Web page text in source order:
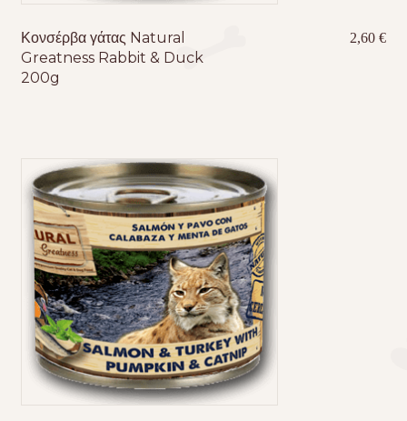
Κονσέρβα γάτας Natural
Greatness Rabbit & Duck
200g
2,60€